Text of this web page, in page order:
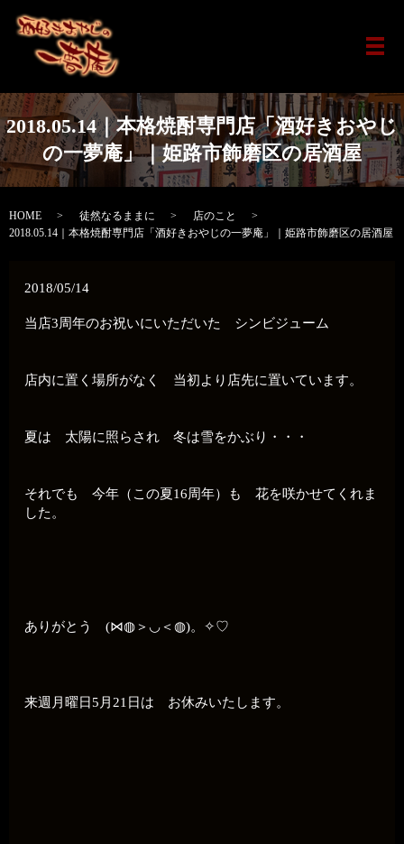
メ
2018.05.14｜本格焼酎専門店「酒好きおやじ
の一夢庵」｜姫路市飾磨区の居酒屋
HOME 徒然なるままに
店のこと
2018.05.14｜本格焼酎専門店「酒好きおやじの一夢庵」｜姫路市飾磨区の居酒屋
2018/05/14
当店3周年のお祝いにいただいた シンビジューム
店内に置く場所がなく 当初より店先に置いています。
夏は 太陽に照らされ 冬は雪をかぶり・・・
それでも 今年（この夏16周年）も 花を咲かせてくれま
した。
ありがとう (⋈◍＞◡＜◍)。✧♡
来週月曜日5月21日は お休みいたします。